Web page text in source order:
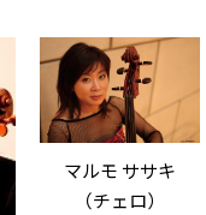
マルモ ササキ
（チェロ）